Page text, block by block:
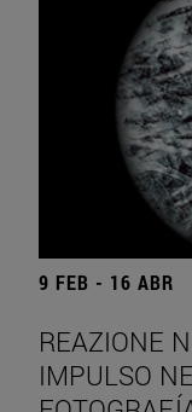
9 FEB - 16 ABR
REAZIONE
IMPULSO